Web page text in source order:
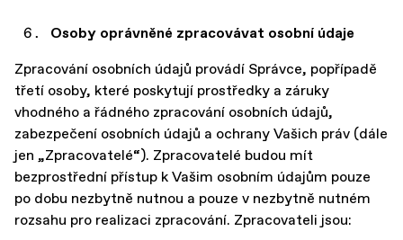
Osoby oprávněné zpracovávat osobní údaje
Zpracování osobních údajů provádí Správce, popřípadě
třetí osoby, které poskytují prostředky a záruky
vhodného a řádného zpracování osobních údajů,
zabezpečení osobních údajů a ochrany Vašich práv (dále
jen „Zpracovatelé“). Zpracovatelé budou mít
bezprostřední přístup k Vašim osobním údajům pouze
po dobu nezbytně nutnou a pouze v nezbytně nutném
rozsahu pro realizaci zpracování. Zpracovateli jsou: